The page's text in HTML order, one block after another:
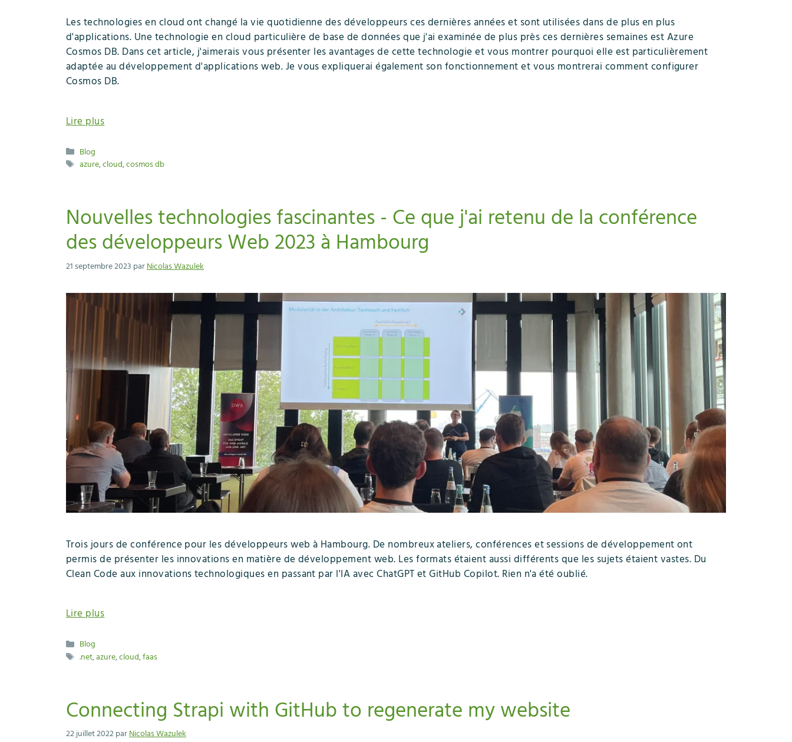
Les technologies en cloud ont changé la vie quotidienne des développeurs ces dernières années et sont utilisées dans de plus en plus
d'applications. Une technologie en cloud particulière de base de données que j'ai examinée de plus près ces dernières semaines est Azure
Cosmos DB. Dans cet article, j'aimerais vous présenter les avantages de cette technologie et vous montrer pourquoi elle est particulièrement
adaptée au développement d'applications web. Je vous expliquerai également son fonctionnement et vous montrerai comment configurer
Cosmos DB.
Lire plus
Catégories
Blog
Étiquettes
azure,cloud,cosmos db
Nouvelles technologies fascinantes - Ce que j'ai retenu de la conférence
des développeurs Web 2023 à Hambourg
21 septembre 2023 parNicolas Wazulek
Trois jours de conférence pour les développeurs web à Hambourg. De nombreux ateliers, conférences et sessions de développement ont
permis de présenter les innovations en matière de développement web. Les formats étaient aussi différents que les sujets étaient vastes. Du
Clean Code aux innovations technologiques en passant par l'IA avec ChatGPT et GitHub Copilot. Rien n'a été oublié.
Lire plus
Catégories
Blog
Étiquettes
.net,azure,cloud,faas
Connecting Strapi with GitHub to regenerate my website
22 juillet 2022parNicolas Wazulek